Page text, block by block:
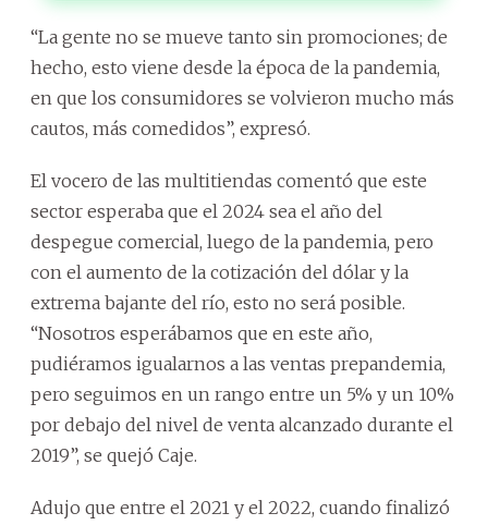
“La gente no se mueve tanto sin promociones; de
hecho, esto viene desde la época de la pandemia,
en que los consumidores se volvieron mucho más
cautos, más comedidos”, expresó.
El vocero de las multitiendas comentó que este
sector esperaba que el 2024 sea el año del
despegue comercial, luego de la pandemia, pero
con el aumento de la cotización del dólar y la
extrema bajante del río, esto no será posible.
“Nosotros esperábamos que en este año,
pudiéramos igualarnos a las ventas prepandemia,
pero seguimos en un rango entre un 5% y un 10%
por debajo del nivel de venta alcanzado durante el
2019”, se quejó Caje.
Adujo que entre el 2021 y el 2022, cuando finalizó